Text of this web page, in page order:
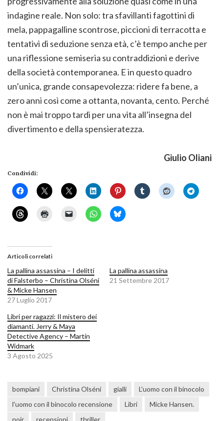
indagine reale. Non solo: tra sfavillanti fagottini di
mela, pappagalline scontrose, piccioni di terracotta e
tentativi di seduzione senza età, c’è tempo anche per
una riflessione semiseria su contraddizioni e derive
della società contemporanea. E in questo quadro
un’unica, grande consapevolezza: ridere fa bene, a
zero anni così come a ottanta, novanta, cento. Perché
non è mai troppo tardi per una vita all’insegna del
divertimento e della spensieratezza.
Giulio Oliani
Condividi:
Articoli correlati
La pallina assassina – I delitti
di Falsterbo – Christina Olséni
& Micke Hansen
27 Luglio 2017
La pallina assassina
21 Settembre 2017
Libri per ragazzi: Il mistero dei
diamanti. Jerry & Maya
Detective Agency – Martin
Widmark
3 Agosto 2025
bompiani Christina Olséni gialli
L'uomo con il binocolo
l'uomo con il binocolo recensione
Libri
Micke Hansen.